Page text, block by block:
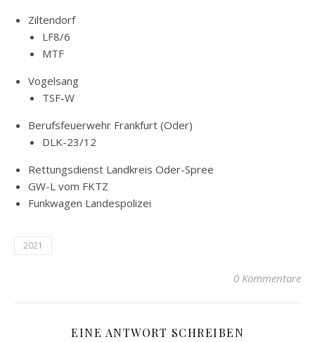
Ziltendorf
LF8/6
MTF
Vogelsang
TSF-W
Berufsfeuerwehr Frankfurt (Oder)
DLK-23/12
Rettungsdienst Landkreis Oder-Spree
GW-L vom FKTZ
Funkwagen Landespolizei
2021
0 Kommentare
EINE ANTWORT SCHREIBEN